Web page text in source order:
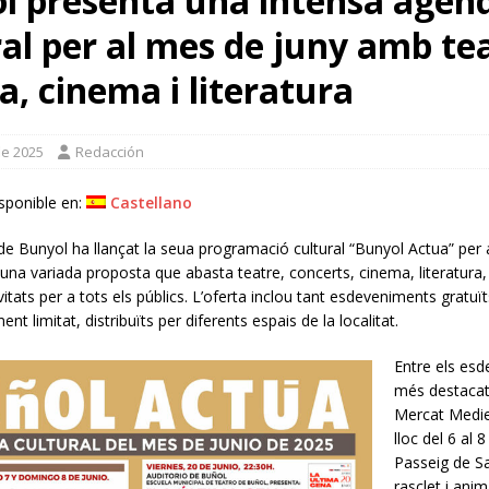
divendres un tren turístic per a acostar veïns i visitants als seus principals
de los tres centavos’ amb Coque Malla com a protagonista
milions d’euros per a impulsar la internacionalització de 137
per al mes de juny amb
cinema i literatura
2025 Redacción
en: Castellano
Bunyol ha llançat la seua programació cultural “Bunyol Actua” per
variada proposta que abasta teatre, concerts, cinema,
per a tots els públics. L’oferta inclou tant esdeveniments
limitat, distribuïts per diferents espais de la localitat.
Entre els
més
Mercat
lloc del 6 al
Passeig de